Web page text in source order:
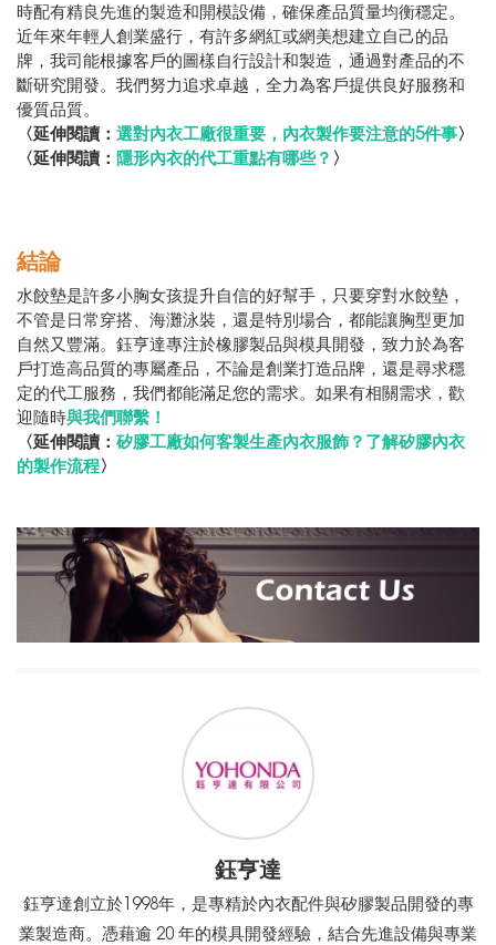
時配有精良先進的製造和開模設備，確保產品質量均衡穩定。
近年來年輕人創業盛行，有許多網紅或網美想建立自己的品
牌，我司能根據客戶的圖樣自行設計和製造，通過對產品的不
斷研究開發。我們努力追求卓越，全力為客戶提供良好服務和
優質品質。
〈延伸閱讀： 選對內衣工廠很重要，內衣製作要注意的5件事〉
〈延伸閱讀： 隱形內衣的代工重點有哪些？ 〉
結論
水餃墊是許多小胸女孩提升自信的好幫手，只要穿對水餃墊，
不管是日常穿搭、海灘泳裝，還是特別場合，都能讓胸型更加
自然又豐滿。鈺亨達專注於橡膠製品與模具開發，致力於為客
戶打造高品質的專屬產品，不論是創業打造品牌，還是尋求穩
定的代工服務，我們都能滿足您的需求。如果有相關需求，歡
迎隨時與我們聯繫！
〈延伸閱讀： 矽膠工廠如何客製生產內衣服飾？了解矽膠內衣
的製作流程〉
鈺亨達
鈺亨達創立於1998年，是專精於內衣配件與矽膠製品開發的專
業製造商。憑藉逾 20 年的模具開發經驗，結合先進設備與專業